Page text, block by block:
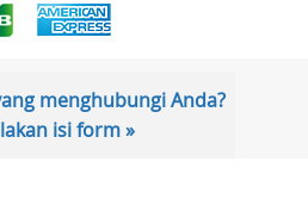
menghubungi Anda?
isi form »